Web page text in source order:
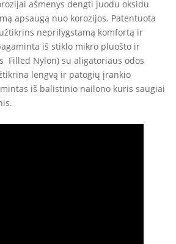
ašmenys dengti juodu oksidu
apsaugą nuo korozijos. Patentuota
neprilygstamą komfortą ir
iš stiklo mikro pluošto ir
Filled Nylon) su aligatoriaus odos
lengvą ir patogių įrankio
iš balistinio nailono kuris saugiai